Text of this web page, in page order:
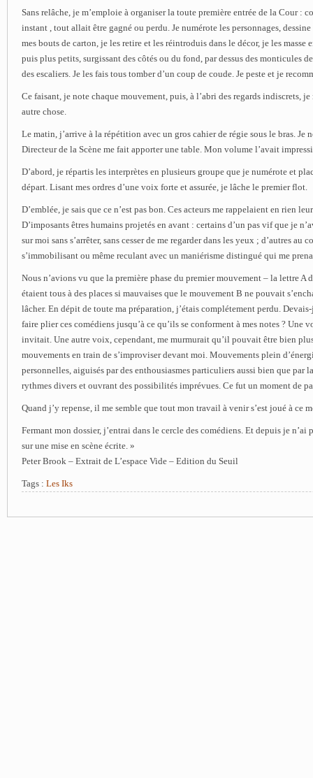
Sans relâche, je m’emploie à organiser la toute première entrée de la Cour :
instant , tout allait être gagné ou perdu. Je numérote les personnages,
mes bouts de carton, je les retire et les réintroduis dans le décor, je les masse
puis plus petits, surgissant des côtés ou du fond, par dessus des monticules
des escaliers. Je les fais tous tomber d’un coup de coude. Je peste et je
Ce faisant, je note chaque mouvement, puis, à l’abri des regards indiscrets,
autre chose.
Le matin, j’arrive à la répétition avec un gros cahier de régie sous le bras. Je
Directeur de la Scène me fait apporter une table. Mon volume l’avait
D’abord, je répartis les interprètes en plusieurs groupe que je numérote et
départ. Lisant mes ordres d’une voix forte et assurée, je lâche le premier flot.
D’emblée, je sais que ce n’est pas bon. Ces acteurs me rappelaient en rien
D’imposants êtres humains projetés en avant : certains d’un pas vif que je
sur moi sans s’arrêter, sans cesser de me regarder dans les yeux ; d’autres au
s’immobilisant ou même reculant avec un maniérisme distingué qui me
Nous n’avions vu que la première phase du premier mouvement – la lettre A
étaient tous à des places si mauvaises que le mouvement B ne pouvait
lâcher. En dépit de toute ma préparation, j’étais complétement perdu.
faire plier ces comédiens jusqu’à ce qu’ils se conforment à mes notes ? Une
invitait. Une autre voix, cependant, me murmurait qu’il pouvait être bien
mouvements en train de s’improviser devant moi. Mouvements plein
personnelles, aiguisés par des enthousiasmes particuliers aussi bien que par
rythmes divers et ouvrant des possibilités imprévues. Ce fut un moment de
Quand j’y repense, il me semble que tout mon travail à venir s’est joué à ce
Fermant mon dossier, j’entrai dans le cercle des comédiens. Et depuis je
sur une mise en scène écrite. »
Peter Brook – Extrait de L’espace Vide – Edition du Seuil
Tags : Les Iks